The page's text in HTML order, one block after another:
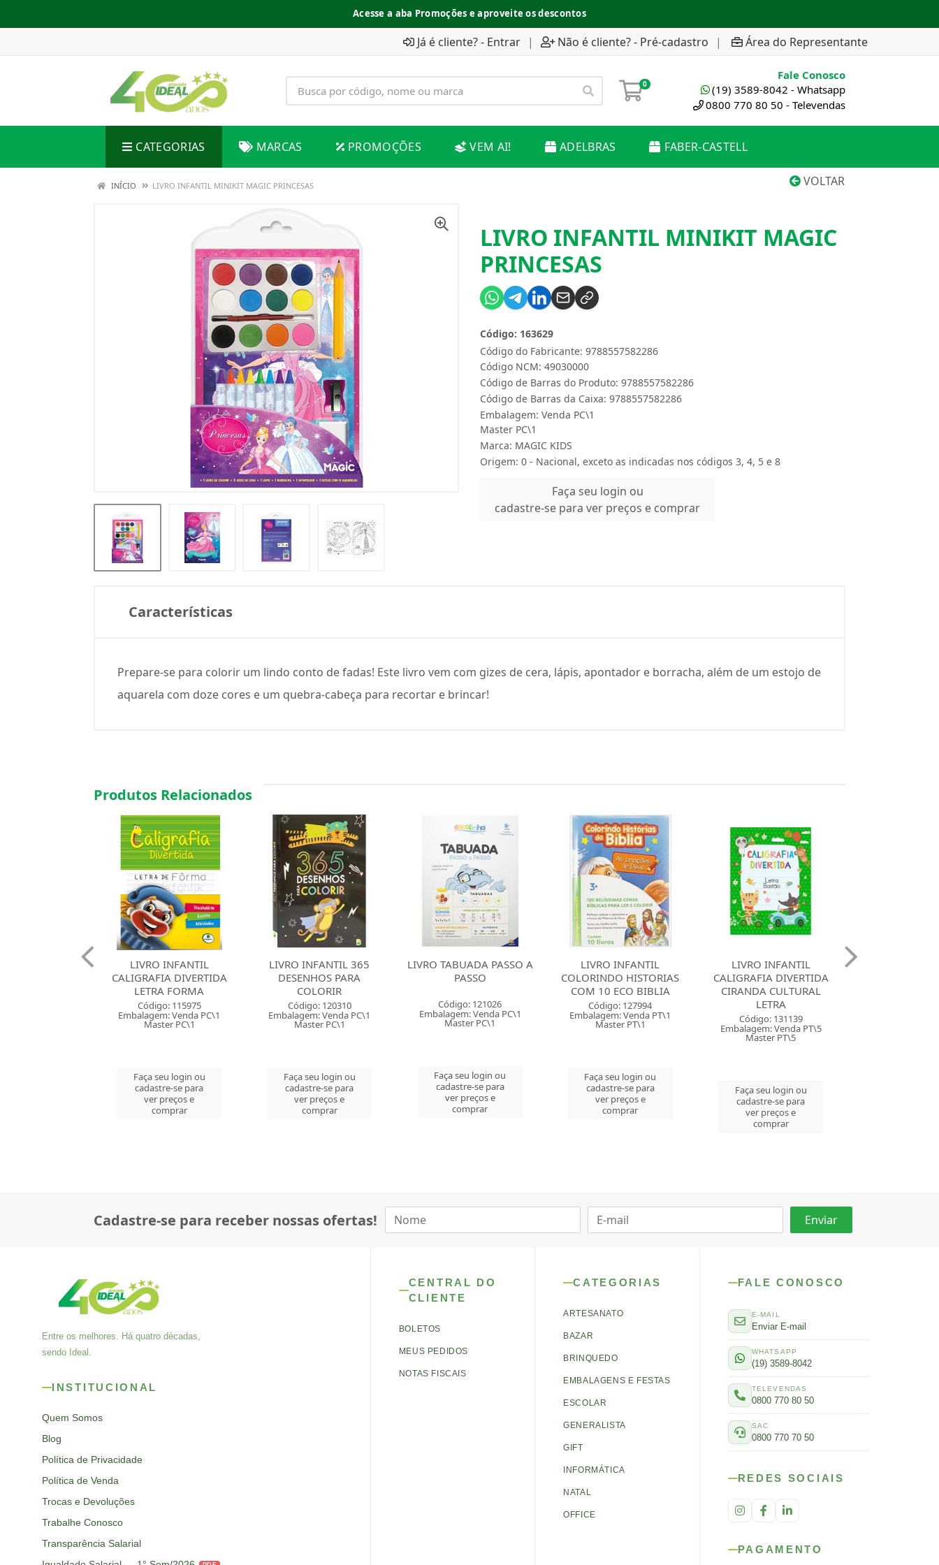
Acesse a aba Promoções e aproveite os descontos
Já é cliente? - Entrar | Não é cliente? - Pré-cadastro | Área do Representante
0
Fale Conosco
(19) 3589-8042 - Whatsapp
0800 770 80 50 - Televendas
CATEGORIAS MARCAS PROMOÇÕES VEM AI! ADELBRAS FABER-CASTELL
VOLTAR
INÍCIO LIVRO INFANTIL MINIKIT MAGIC PRINCESAS
LIVRO INFANTIL MINIKIT MAGIC
PRINCESAS
Código do Fabricante: 9788557582286
Código: 163629
Código NCM: 49030000
Código de Barras do Produto: 9788557582286
Código de Barras da Caixa: 9788557582286
Embalagem: Venda PC\1
Master PC\1
Marca: MAGIC KIDS
Origem: 0 - Nacional, exceto as indicadas nos códigos 3, 4, 5 e 8
Faça seu login ou
cadastre-se para ver preços e comprar
Características
Prepare-se para colorir um lindo conto de fadas! Este livro vem com gizes de cera, lápis, apontador e borracha, além de um estojo de
aquarela com doze cores e um quebra-cabeça para recortar e brincar!
Produtos Relacionados
LIVRO INFANTIL 365
DESENHOS PARA
COLORIR
Código: 120310
Embalagem: Venda PC\1
Master PC\1
Faça seu login ou
cadastre-se para
ver preços e
comprar
LIVRO TABUADA PASSO A
PASSO
Código: 121026
Embalagem: Venda PC\1
Master PC\1
Faça seu login ou
cadastre-se para
ver preços e
comprar
LIVRO INFANTIL
COLORINDO HISTORIAS
Código: 127994
Embalagem: Venda PT\1
Master PT\1
Faça seu login ou
cadastre-se para
ver preços e
comprar
LIVRO INFANTIL
CALIGRAFIA DIVERTIDA
CIRANDA CULTURAL
LETRA
Código: 131139
Embalagem: Venda PT\5
Faça seu login ou
cadastre-se para
ver preços e
LIVRO INFANTIL
CALIGRAFIA DIVERTIDA
CIRANDA CULTURAL
LETRA
Código: 131140
Embalagem: Venda PT\5
Master PT\5
Faça seu login ou
cadastre-se para
ver preços e
comprar
Cadastre-se para receber nossas ofertas!
Entre os melhores. Há quatro décadas,
sendo Ideal.
INSTITUCIONAL
Quem Somos
Blog
Política de Privacidade
Política de Venda
Trocas e Devoluções
Trabalhe Conosco
Transparência Salarial
CENTRAL DO
CLIENTE
BOLETOS
MEUS PEDIDOS
NOTAS FISCAIS
CATEGORIAS
ARTESANATO
BAZAR
BRINQUEDO
EMBALAGENS E FESTAS
ESCOLAR
GENERALISTA
GIFT
INFORMÁTICA
NATAL
OFFICE
FALE CONOSCO
E-MAIL
Enviar E-mail
WHATSAPP
(19) 3589-8042
TELEVENDAS
0800 770 80 50
SAC
0800 770 70 50
REDES SOCIAIS
PAGAMENTO